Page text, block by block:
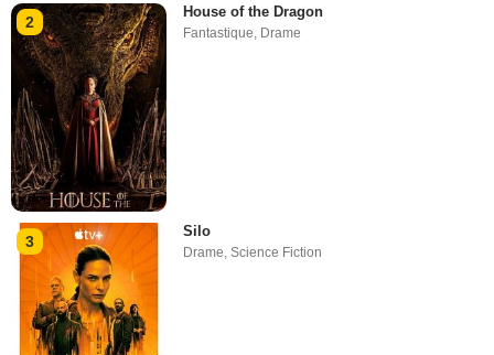
2
House of the Dragon
Fantastique, Drame
3
Silo
Drame ,Science Fiction